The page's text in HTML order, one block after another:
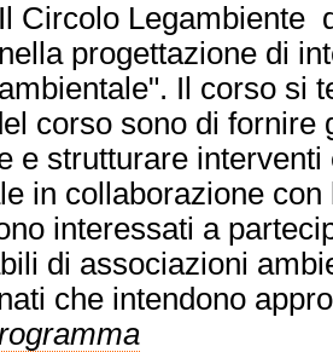
Il Circolo Legambiente
nella progettazione di
ambientale". Il corso si
corso sono di
e strutturare
in collaborazione
interessati a
di associazioni
che intendono